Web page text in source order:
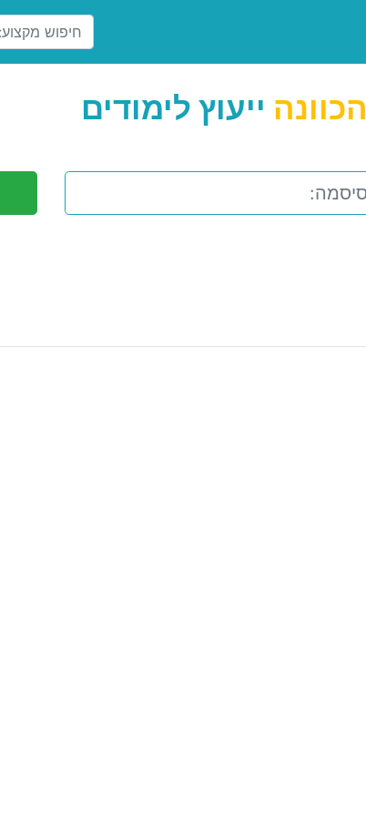
הכוונה ייעוץ לימודים